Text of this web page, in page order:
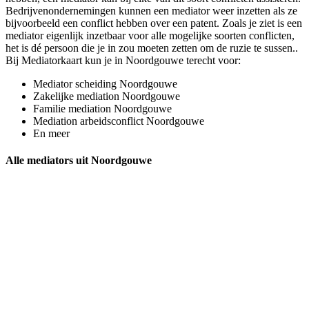
Bedrijvenondernemingen kunnen een mediator weer inzetten als ze
bijvoorbeeld een conflict hebben over een patent. Zoals je ziet is een
mediator eigenlijk inzetbaar voor alle mogelijke soorten conflicten,
het is dé persoon die je in zou moeten zetten om de ruzie te sussen..
Bij Mediatorkaart kun je in Noordgouwe terecht voor:
Mediator scheiding Noordgouwe
Zakelijke mediation Noordgouwe
Familie mediation Noordgouwe
Mediation arbeidsconflict Noordgouwe
En meer
Alle mediators uit Noordgouwe